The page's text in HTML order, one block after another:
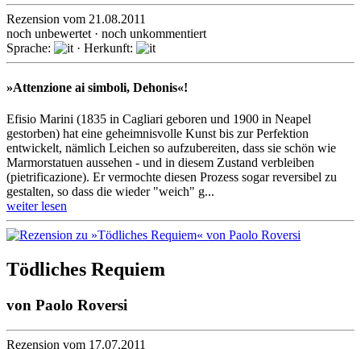
Rezension vom 21.08.2011
noch unbewertet · noch unkommentiert
Sprache:
· Herkunft:
»Attenzione ai simboli, Dehonis«!
Efisio Marini (1835 in Cagliari geboren und 1900 in Neapel
gestorben) hat eine geheimnisvolle Kunst bis zur Perfektion
entwickelt, nämlich Leichen so aufzubereiten, dass sie schön wie
Marmorstatuen aussehen - und in diesem Zustand verbleiben
(pietrificazione). Er vermochte diesen Prozess sogar reversibel zu
gestalten, so dass die wieder "weich" g...
weiter lesen
Tödliches Requiem
von Paolo Roversi
Rezension vom 17.07.2011